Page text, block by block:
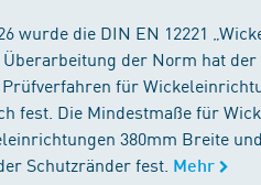
wurde die DIN EN 12221
der Norm hat
für
fest. Die Mindestmaße für
380mm Breite
Schutzränder fest. Mehr